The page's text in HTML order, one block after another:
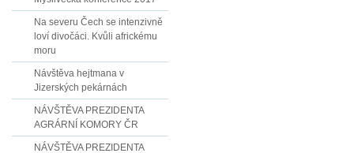
Na severu Čech se intenzivně
loví divočáci. Kvůli africkému
moru
Návštěva hejtmana v
Jizerských pekárnách
NÁVŠTĚVA PREZIDENTA
AGRÁRNÍ KOMORY ČR
NÁVŠTĚVA PREZIDENTA